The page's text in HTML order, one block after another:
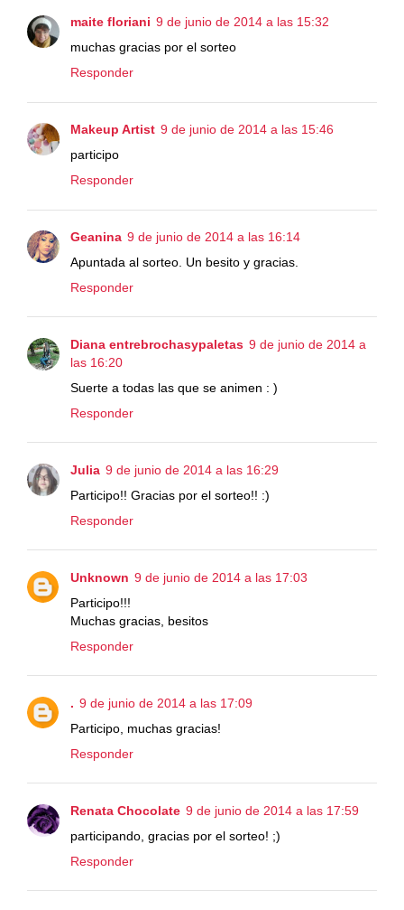
maite floriani 9 de junio de 2014 a las 15:32
muchas gracias por el sorteo
Responder
Makeup Artist 9 de junio de 2014 a las 15:46
participo
Responder
Geanina 9 de junio de 2014 a las 16:14
Apuntada al sorteo. Un besito y gracias.
Responder
Diana entrebrochasypaletas 9 de junio de 2014 a
las 16:20
Suerte a todas las que se animen : )
Responder
Julia 9 de junio de 2014 a las 16:29
Participo!! Gracias por el sorteo!! :)
Responder
Unknown 9 de junio de 2014 a las 17:03
Participo!!!
Muchas gracias, besitos
Responder
. 9 de junio de 2014 a las 17:09
Participo, muchas gracias!
Responder
Renata Chocolate 9 de junio de 2014 a las 17:59
participando, gracias por el sorteo! ;)
Responder